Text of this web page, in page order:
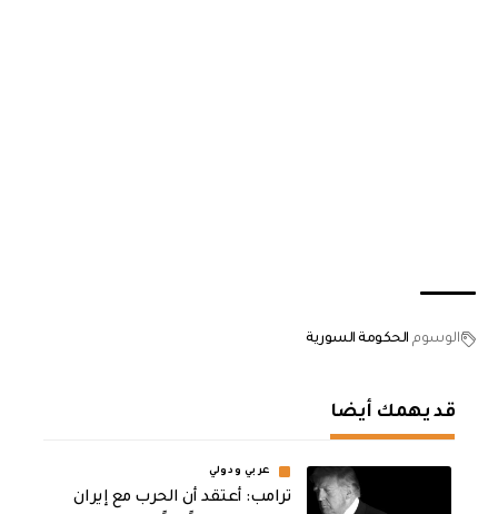
الوسوم الحكومة السورية
قد يهمك أيضا
عربي ودولي
‏ترامب: أعتقد أن الحرب مع إيران